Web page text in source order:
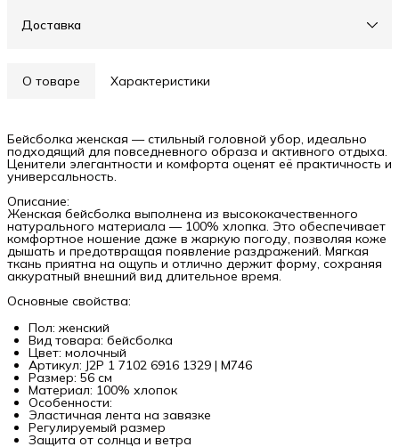
Доставка
О товаре Характеристики
Бейсболка женская — стильный головной убор, идеально
подходящий для повседневного образа и активного отдыха.
Ценители элегантности и комфорта оценят её практичность и
универсальность.
Описание:
Женская бейсболка выполнена из высококачественного
натурального материала — 100% хлопка. Это обеспечивает
комфортное ношение даже в жаркую погоду, позволяя коже
дышать и предотвращая появление раздражений. Мягкая
ткань приятна на ощупь и отлично держит форму, сохраняя
аккуратный внешний вид длительное время.
Основные свойства:
Пол: женский
Вид товара: бейсболка
Цвет: молочный
Артикул: J2P 1 7102 6916 1329 | M746
Размер: 56 см
Материал: 100% хлопок
Особенности:
Эластичная лента на завязке
Регулируемый размер
Защита от солнца и ветра